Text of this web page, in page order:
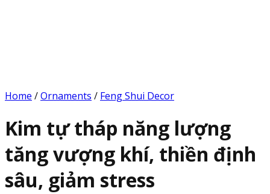
Home /Ornaments / Feng Shui Decor
Kim tự tháp năng lượng
tăng vượng khí, thiền định
sâu, giảm stress